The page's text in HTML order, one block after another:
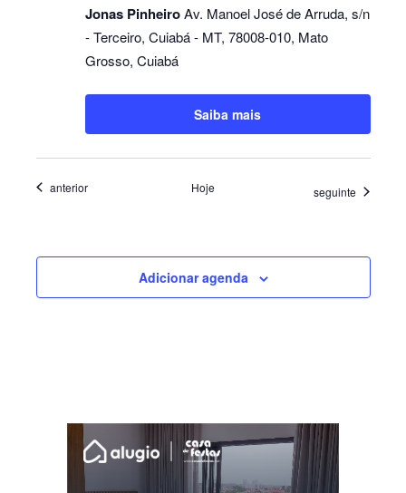
Jonas PinheiroAv. Manoel José de Arruda, s/n
- Terceiro, Cuiabá - MT, 78008-010, Mato
Grosso, Cuiabá
Saiba mais
Eventos
anterior Hoje Eventos
seguinte
Adicionar agenda